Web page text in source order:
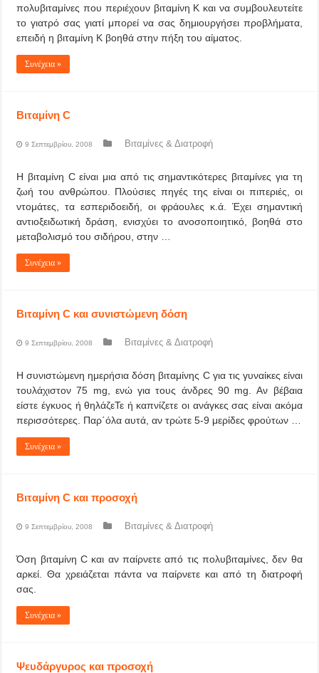
πολυβιταμίνες που περιέχουν βιταμίνη Κ και να συμβουλευτείτε
το γιατρό σας γιατί μπορεί να σας δημιουργήσει προβλήματα,
επειδή η βιταμίνη Κ βοηθά στην πήξη του αίματος.
Συνέχεια »
Βιταμίνη C
9 Σεπτεμβρίου, 2008 Βιταμίνες & Διατροφή
Η βιταμίνη C είναι μια από τις σημαντικότερες βιταμίνες για τη
ζωή του ανθρώπου. Πλούσιες πηγές της είναι οι πιπεριές, οι
ντομάτες, τα εσπεριδοειδή, οι φράουλες κ.ά. Έχει σημαντική
αντιοξειδωτική δράση, ενισχύει το ανοσοποιητικό, βοηθά στο
μεταβολισμό του σιδήρου, στην …
Συνέχεια »
Βιταμίνη C και συνιστώμενη δόση
9 Σεπτεμβρίου, 2008 Βιταμίνες & Διατροφή
Η συνιστώμενη ημερήσια δόση βιταμίνης C για τις γυναίκες είναι
τουλάχιστον 75 mg, ενώ για τους άνδρες 90 mg. Αν βέβαια
είστε έγκυος ή θηλάζεΤε ή καπνίζετε οι ανάγκες σας είναι ακόμα
περισσότερες. Παρ΄όλα αυτά, αν τρώτε 5-9 μερίδες φρούτων …
Συνέχεια »
Βιταμίνη C και προσοχή
9 Σεπτεμβρίου, 2008 Βιταμίνες & Διατροφή
Όση βιταμίνη C και αν παίρνετε από τις πολυβιταμίνες, δεν θα
αρκεί. Θα χρειάζεται πάντα να παίρνετε και από τη διατροφή
σας.
Συνέχεια »
Ψευδάργυρος και προσοχή